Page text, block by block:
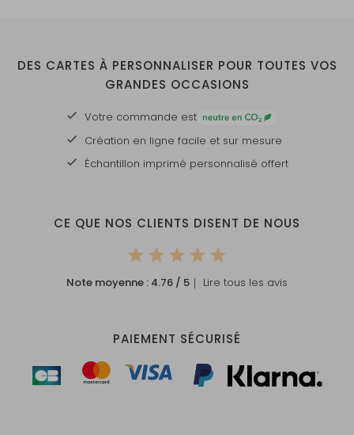
DES CARTES À PERSONNALISER POUR TOUTES VOS
GRANDES OCCASIONS
Votre commande est
Création en ligne facile et sur mesure
Échantillon imprimé personnalisé offert
CE QUE NOS CLIENTS DISENT DE NOUS
Note moyenne : 4.76 / 5 ｜ Lire tous les avis
PAIEMENT SÉCURISÉ